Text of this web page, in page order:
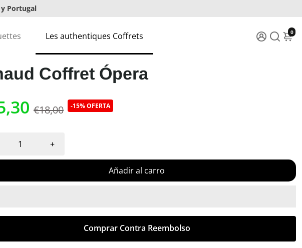
y Portugal
Les authentiques Coffrets 0
Coffret Ópera
€18,00 -15% OFERTA
+
Añadir al carro
Comprar Contra Reembolso